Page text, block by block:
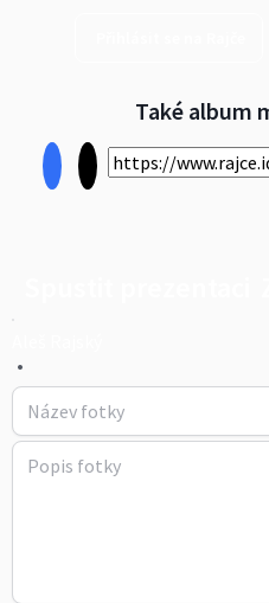
Také album
•